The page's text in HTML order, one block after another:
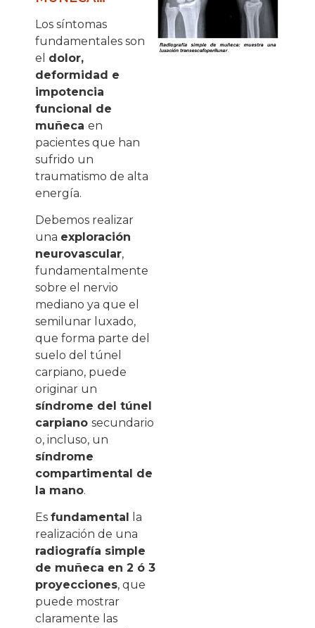
Los síntomas
fundamentales son
el dolor,
deformidad e
impotencia
funcional de
muñeca en
pacientes que han
sufrido un
traumatismo de alta
energía.
Debemos realizar
una exploración
neurovascular,
fundamentalmente
sobre el nervio
mediano ya que el
semilunar luxado,
que forma parte del
suelo del túnel
carpiano, puede
originar un
síndrome del túnel
carpiano secundario
o, incluso, un
síndrome
compartimental de
la mano.
Es fundamental
la
realización de una
radiografía simple
de muñeca en 2 ó 3
proyecciones, que
puede mostrar
claramente las